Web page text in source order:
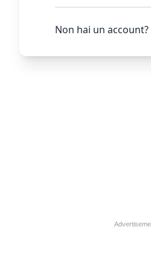
Non hai un account?